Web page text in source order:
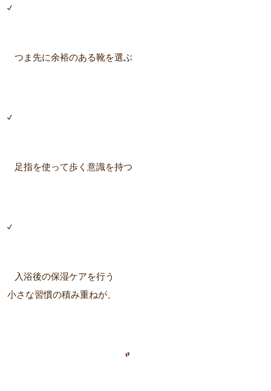
つま先に余裕のある靴を選ぶ
足指を使って歩く意識を持つ
入浴後の保湿ケアを行う
小さな習慣の積み重ねが、